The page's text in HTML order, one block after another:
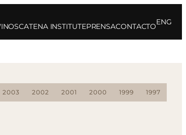
CATENA INSTITUTEPRENSACONTACTO
ENG
2003 2002 2001 2000 1999 1997